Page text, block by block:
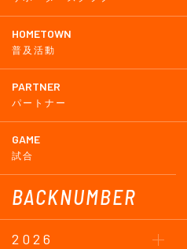
HOMETOWN
普及活動
PARTNER
パートナー
GAME
試合
BACKNUMBER
2026